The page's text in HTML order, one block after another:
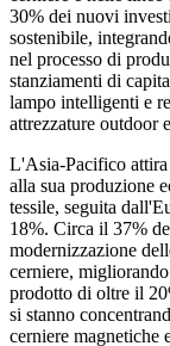
30% dei nuovi
sostenibile,
nel processo di
stanziamenti di
lampo intelligenti e
attrezzature outdoor
L'Asia-Pacifico
alla sua produzione
tessile, seguita
18%. Circa il 37%
modernizzazione
cerniere,
prodotto di oltre il
si stanno
cerniere magnetiche